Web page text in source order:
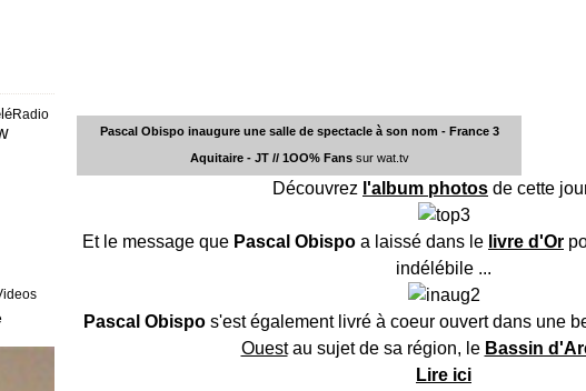
Radio
Pascal Obispo inaugure une salle de spectacle à son nom - France 3
Aquitaire - JT // 1OO% Fanssur wat.tv
Découvrez l'album photos de cette
Et le message que Pascal Obispo a laissé dans le livre d'Or
indélébile ...
Pascal Obispos'est également livré à coeur ouvert dans une
Ouestau sujet de sa région, le Bassin
Lire ici